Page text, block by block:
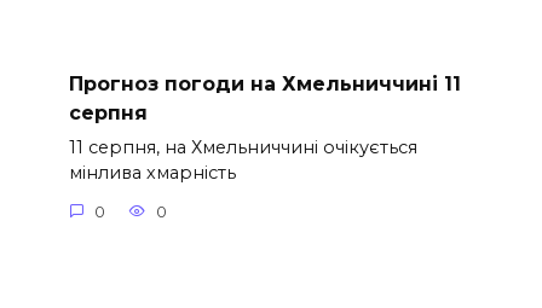
Прогноз погоди на Хмельниччині 11
серпня
11 серпня, на Хмельниччині очікується
мінлива хмарність
0 0